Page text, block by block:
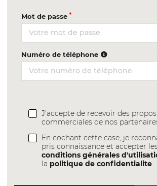
Mot de passe
Numéro de téléphone
J'accepte de recevoir des
commerciales de nos
En cochant cette case, je
pris connaissance et accepter
conditions générales
la politique de confidentialite